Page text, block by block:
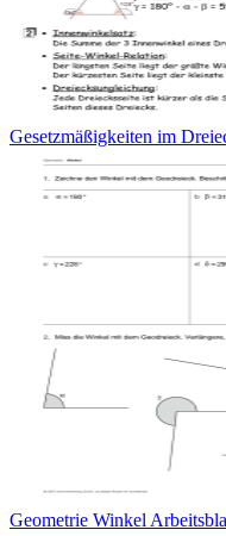
Gesetzmäßigkeiten im
Geometrie Winkel